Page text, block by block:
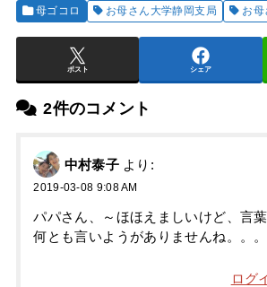
母ゴコロ お母さん大学静岡支局 お母
ポスト シェア
2件のコメント
中村泰子 より:
2019-03-08 9:08 AM
パパさん、～ほほえましいけど、言葉
何とも言いようがありませんね。。。
ログ